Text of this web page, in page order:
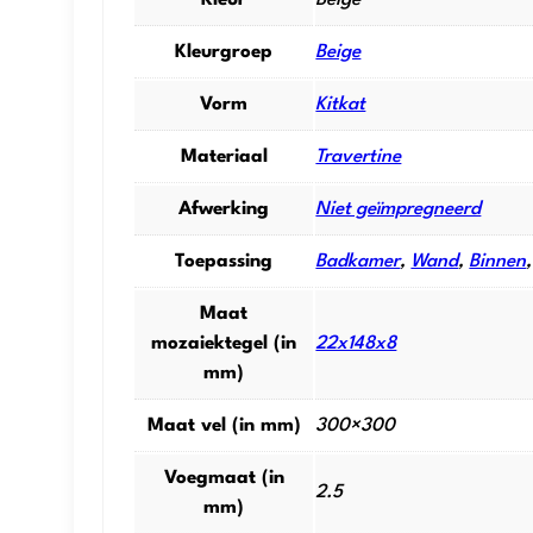
Kleurgroep Beige
Vorm Kitkat
Materiaal Travertine
Afwerking Niet geïmpregneerd
Toepassing Badkamer, Wand, Binnen,
Maat
mozaiektegel (in
mm)
22x148x8
Maat vel (in mm) 300×300
Voegmaat (in
mm)
2.5